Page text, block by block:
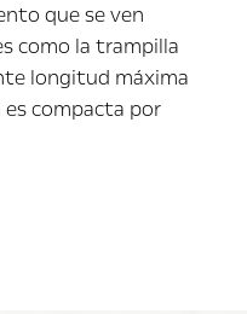
que se ven
como la trampilla
longitud máxima
compacta por